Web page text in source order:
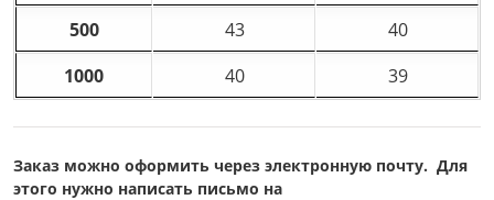
500
43
40
1000
40 39
Заказ можно оформить через электронную почту. Для
этого нужно написать письмо на